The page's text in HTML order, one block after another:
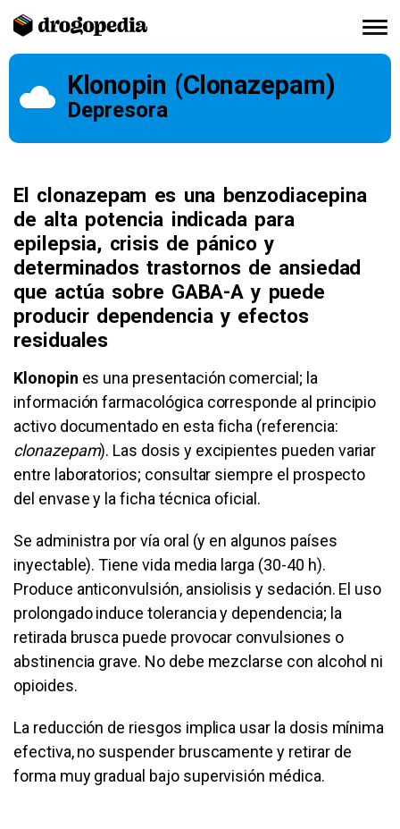
Klonopin (Clonazepam)
Depresora
El clonazepam es una benzodiacepina
de alta potencia indicada para
epilepsia, crisis de pánico y
determinados trastornos de ansiedad
que actúa sobre GABA-A y puede
producir dependencia y efectos
residuales
Klonopin es una presentación comercial; la
información farmacológica corresponde al principio
activo documentado en esta ficha (referencia:
clonazepam). Las dosis y excipientes pueden variar
entre laboratorios; consultar siempre el prospecto
del envase y la ficha técnica oficial.
Se administra por vía oral (y en algunos países
inyectable). Tiene vida media larga (30-40 h).
Produce anticonvulsión, ansiolisis y sedación. El uso
prolongado induce tolerancia y dependencia; la
retirada brusca puede provocar convulsiones o
abstinencia grave. No debe mezclarse con alcohol ni
opioides.
La reducción de riesgos implica usar la dosis mínima
efectiva, no suspender bruscamente y retirar de
forma muy gradual bajo supervisión médica.